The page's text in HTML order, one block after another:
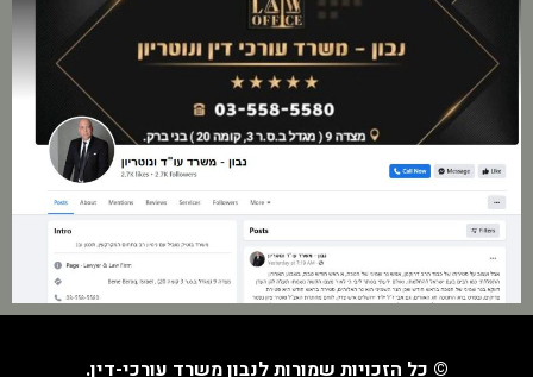
© כל הזכויות שמורות לנבון משרד עורכי-דין.